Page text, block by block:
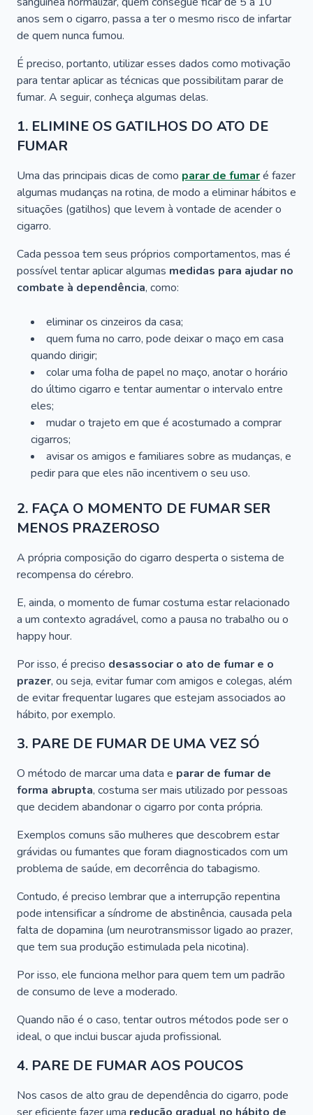
anos sem o cigarro, passa a ter o mesmo risco de infartar
de quem nunca fumou.
É preciso, portanto, utilizar esses dados como motivação
para tentar aplicar as técnicas que possibilitam parar de
fumar. A seguir, conheça algumas delas.
1. ELIMINE OS GATILHOS DO ATO DE
FUMAR
Uma das principais dicas de como parar de fumaré fazer
algumas mudanças na rotina, de modo a eliminar hábitos e
situações (gatilhos) que levem à vontade de acender o
cigarro.
Cada pessoa tem seus próprios comportamentos, mas é
possível tentar aplicar algumas medidas para ajudar no
combate à dependência, como:
eliminar os cinzeiros da casa;
quem fuma no carro, pode deixar o maço em casa
quando dirigir;
colar uma folha de papel no maço, anotar o horário
do último cigarro e tentar aumentar o intervalo entre
eles;
mudar o trajeto em que é acostumado a comprar
cigarros;
avisar os amigos e familiares sobre as mudanças, e
pedir para que eles não incentivem o seu uso.
2. FAÇA O MOMENTO DE FUMAR SER
MENOS PRAZEROSO
A própria composição do cigarro desperta o sistema de
recompensa do cérebro.
E, ainda, o momento de fumar costuma estar relacionado
a um contexto agradável, como a pausa no trabalho ou o
happy hour.
Por isso, é preciso desassociar o ato de fumar e o
prazer, ou seja, evitar fumar com amigos e colegas, além
de evitar frequentar lugares que estejam associados ao
hábito, por exemplo.
3. PARE DE FUMAR DE UMA VEZ SÓ
O método de marcar uma data e parar de fumar de
forma abrupta, costuma ser mais utilizado por pessoas
que decidem abandonar o cigarro por conta própria.
Exemplos comuns são mulheres que descobrem estar
grávidas ou fumantes que foram diagnosticados com um
problema de saúde, em decorrência do tabagismo.
Contudo, é preciso lembrar que a interrupção repentina
pode intensificar a síndrome de abstinência, causada pela
falta de dopamina (um neurotransmissor ligado ao prazer,
que tem sua produção estimulada pela nicotina).
Por isso, ele funciona melhor para quem tem um padrão
de consumo de leve a moderado.
Quando não é o caso, tentar outros métodos pode ser o
ideal, o que inclui buscar ajuda profissional.
4. PARE DE FUMAR AOS POUCOS
Nos casos de alto grau de dependência do cigarro, pode